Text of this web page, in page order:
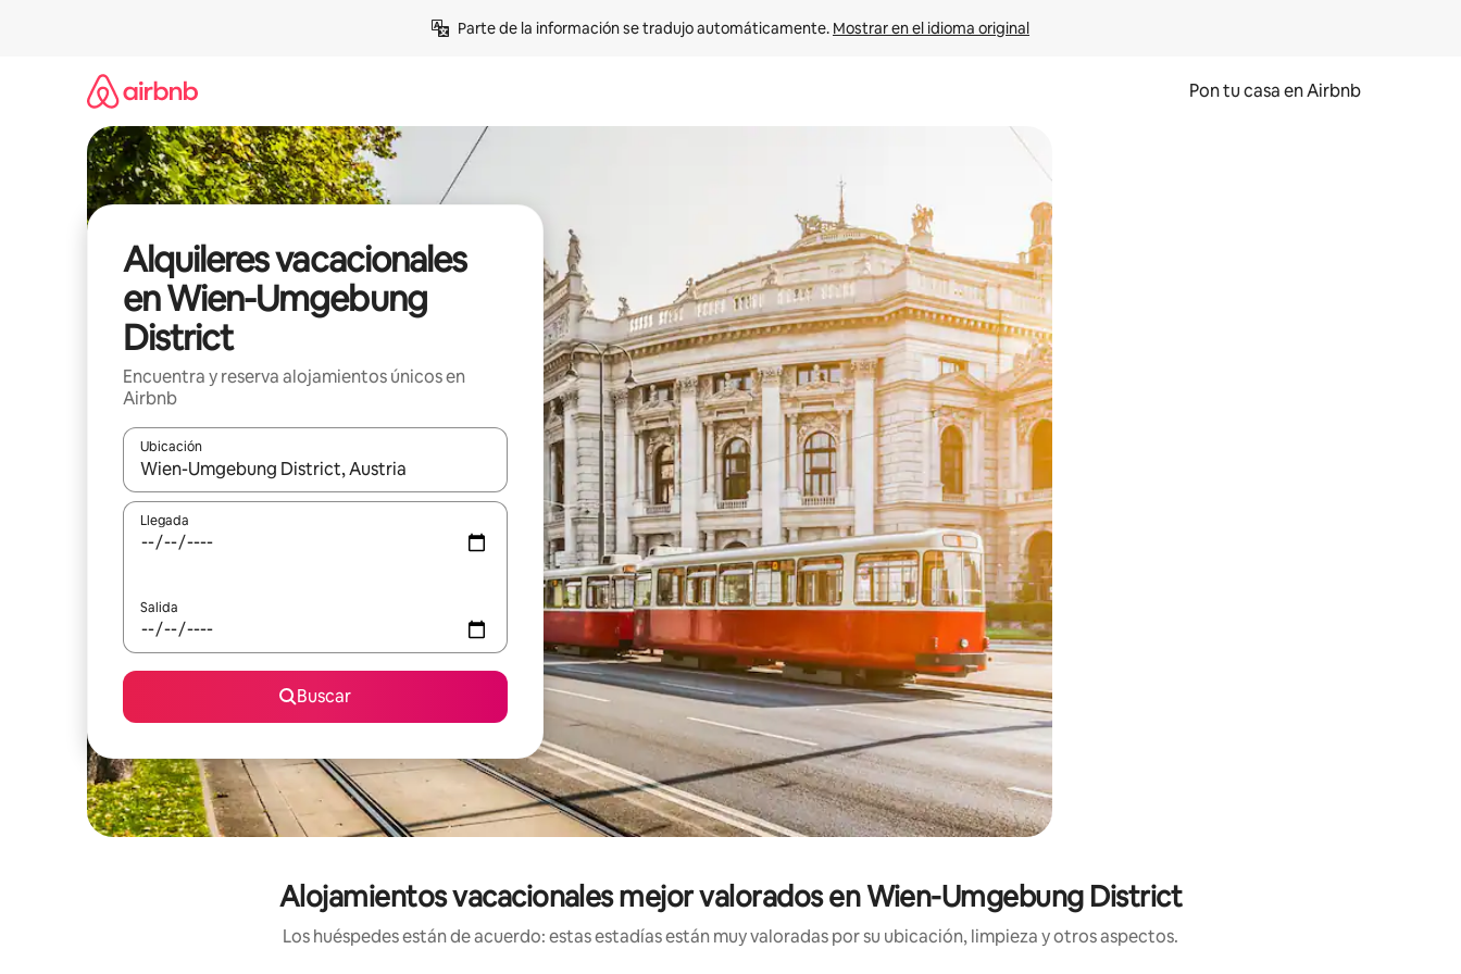
Parte de la información se tradujo automáticamente. Mostrar en el idioma original
Pon tu casa en Airbnb
Alquileres vacacionales
en Wien-Umgebung
District
Encuentra y reserva alojamientos únicos en
Airbnb
Ubicación
Cuando los resultados estén disponibles, navega con las teclas de flecha hacia arriba y hacia abajo o explora con el tacto o desliza el dedo.
Llegada
Salida
Buscar
Alojamientos vacacionales mejor valorados en Wien-Umgebung District
Los huéspedes están de acuerdo: estas estadías están muy valoradas por su ubicación, limpieza y otros aspectos.